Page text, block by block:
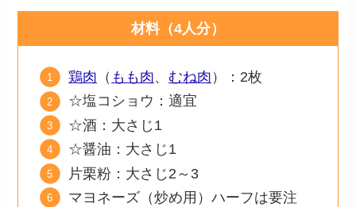
材料（4人分）
鶏肉 （ もも肉、 むね肉 ）：2枚
☆塩コショウ：適宜
☆酒：大さじ1
☆醤油：大さじ1
片栗粉：大さじ2～3
マヨネーズ（炒め用）ハーフは要注